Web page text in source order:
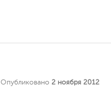
Опубликовано 2 ноября 2012